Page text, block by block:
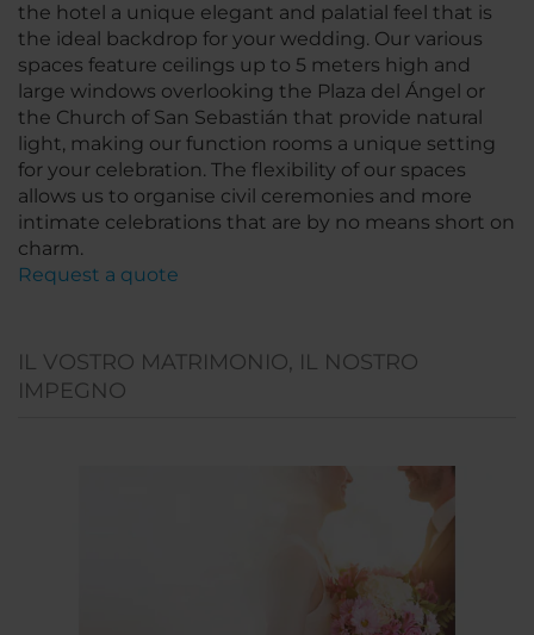
the hotel a unique elegant and palatial feel that is
the ideal backdrop for your wedding. Our various
spaces feature ceilings up to 5 meters high and
large windows overlooking the Plaza del Ángel or
the Church of San Sebastián that provide natural
light, making our function rooms a unique setting
for your celebration. The flexibility of our spaces
allows us to organise civil ceremonies and more
intimate celebrations that are by no means short on
charm.
Request a quote
IL VOSTRO MATRIMONIO, IL NOSTRO
IMPEGNO